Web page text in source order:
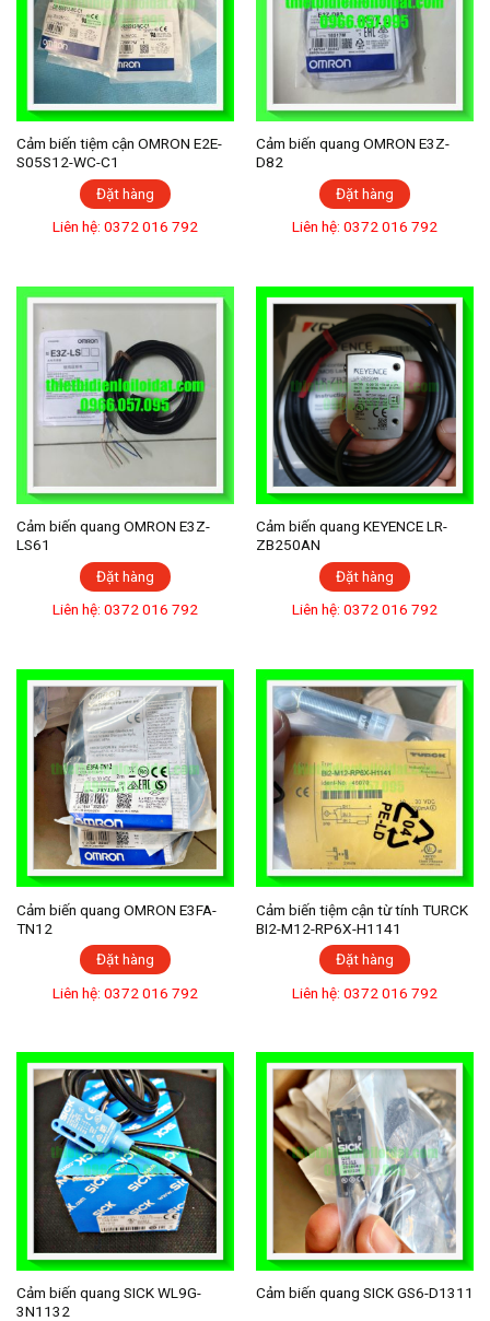
Cảm biến tiệm cận OMRON E2E-
S05S12-WC-C1
Đặt hàng
Liên hệ: 0372 016 792
Cảm biến quang OMRON E3Z-
D82
Đặt hàng
Liên hệ: 0372 016 792
Cảm biến quang OMRON E3Z-
LS61
Đặt hàng
Liên hệ: 0372 016 792
Cảm biến quang KEYENCE LR-
ZB250AN
Đặt hàng
Liên hệ: 0372 016 792
Cảm biến quang OMRON E3FA-
TN12
Đặt hàng
Liên hệ: 0372 016 792
Cảm biến tiệm cận từ tính TURCK
BI2-M12-RP6X-H1141
Đặt hàng
Liên hệ: 0372 016 792
Cảm biến quang SICK WL9G-
3N1132
Cảm biến quang SICK GS6-D1311